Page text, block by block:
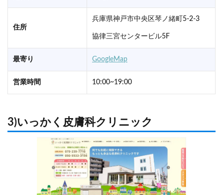
住所
兵庫県神戸市中央区琴ノ緒町5-2-3
協律三宮センタービル5F
最寄り GoogleMap
営業時間 10:00~19:00
3)いっかく皮膚科クリニック